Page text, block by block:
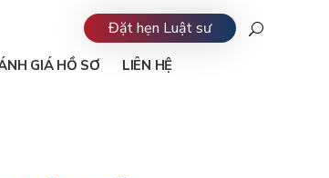
GIÁ HỒ SƠ LIÊN HỆ
Đặt hẹn Luật sư